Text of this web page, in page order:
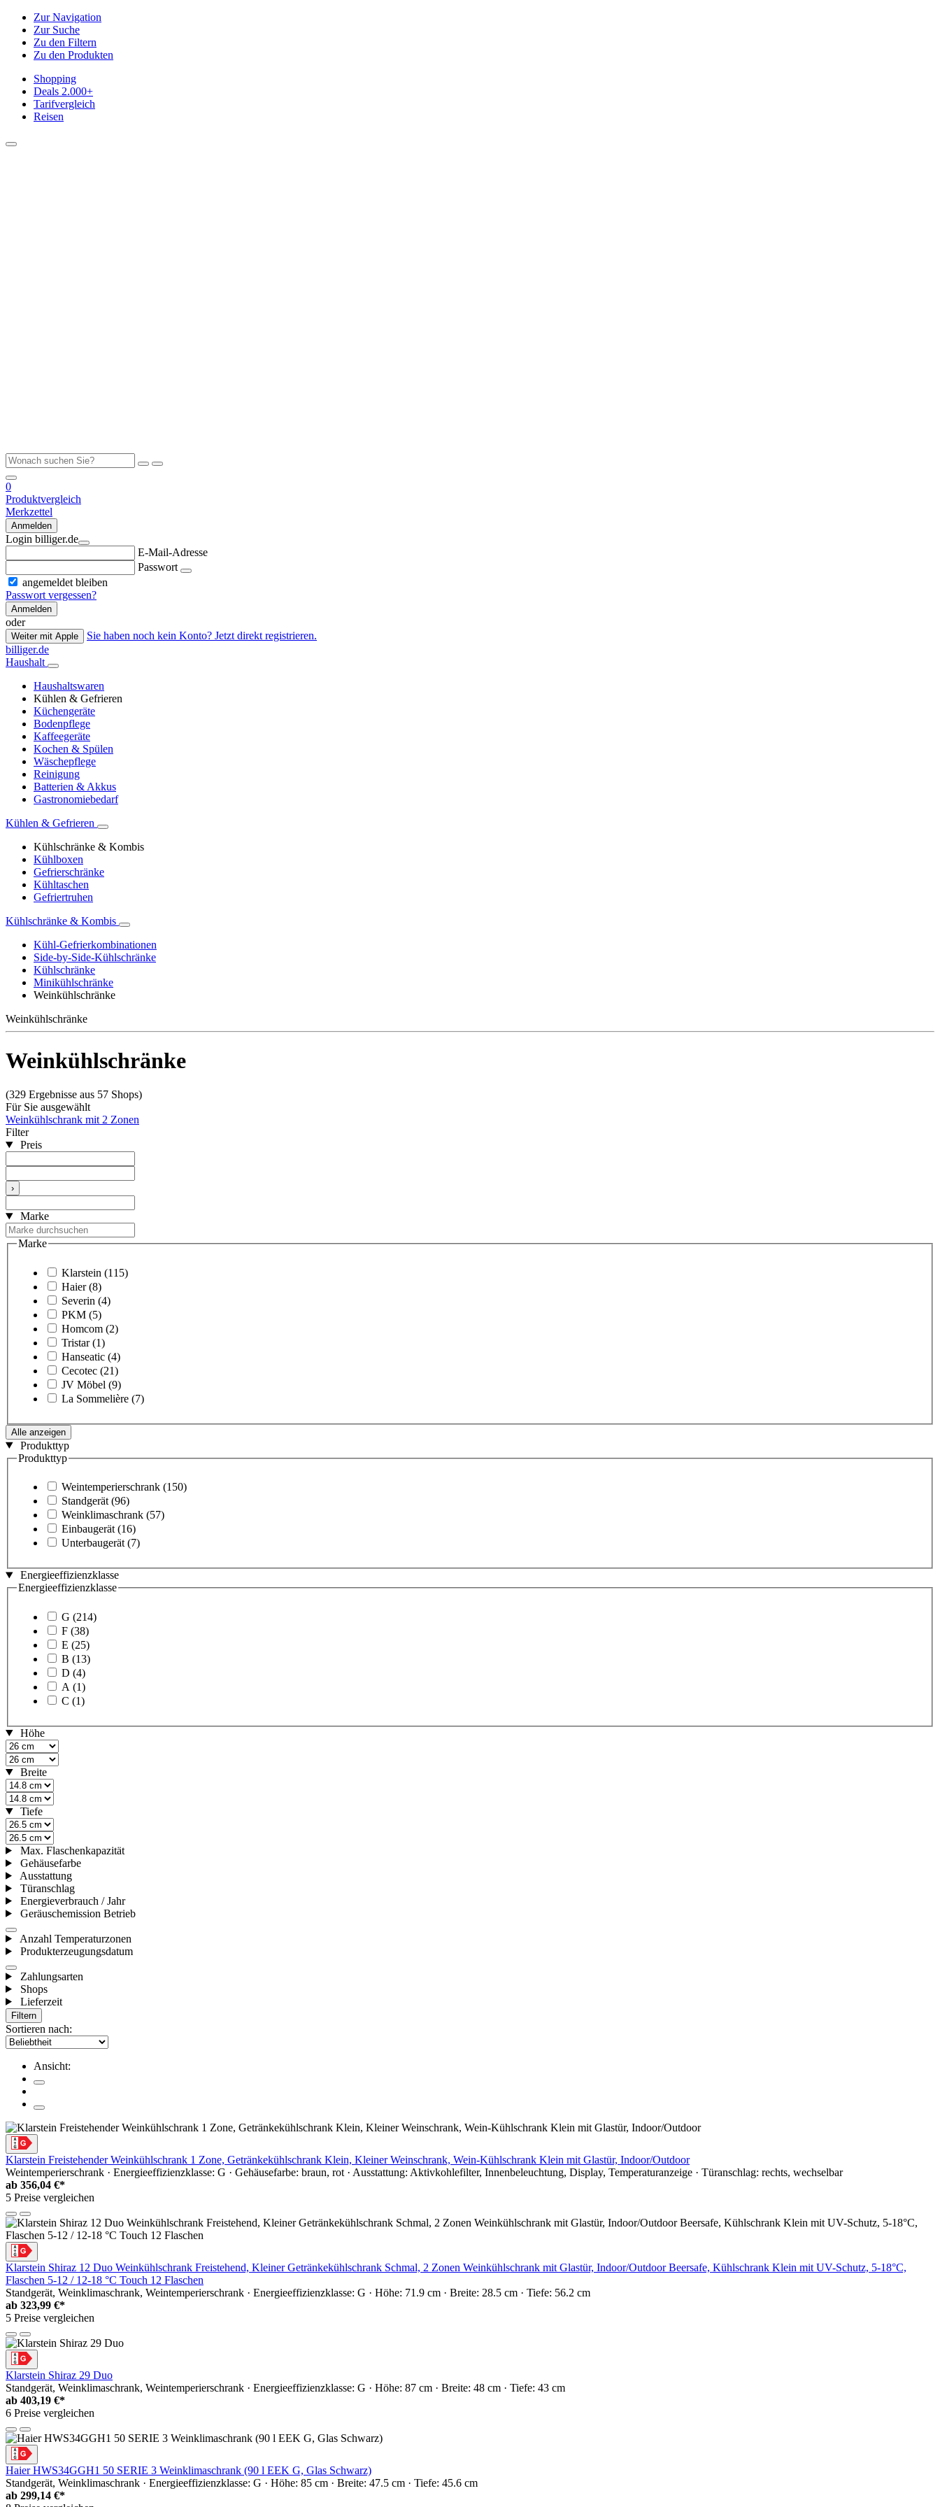
Zur Navigation
Zur Suche
Zu den Filtern
Zu den Produkten
Shopping
Deals 2.000+
Tarifvergleich
Reisen
0
Produktvergleich
Merkzettel
Anmelden
Login billiger.de
E-Mail-Adresse
Passwort
angemeldet bleiben
Passwort vergessen?
Anmelden
oder
Weiter mit Apple
Sie haben noch kein Konto? Jetzt direkt registrieren.
billiger.de
Haushalt
Haushaltswaren
Kühlen & Gefrieren
Küchengeräte
Bodenpflege
Kaffeegeräte
Kochen & Spülen
Wäschepflege
Reinigung
Batterien & Akkus
Gastronomiebedarf
Kühlen & Gefrieren
Kühlschränke & Kombis
Kühlboxen
Gefrierschränke
Kühltaschen
Gefriertruhen
Kühlschränke & Kombis
Kühl-Gefrierkombinationen
Side-by-Side-Kühlschränke
Kühlschränke
Minikühlschränke
Weinkühlschränke
Weinkühlschränke
Weinkühlschränke
(329 Ergebnisse aus 57 Shops)
Für Sie ausgewählt
Weinkühlschrank mit 2 Zonen
Filter
Preis
›
Marke
Marke
Klarstein (115)
Haier (8)
Severin (4)
PKM (5)
Homcom (2)
Tristar (1)
Hanseatic (4)
Cecotec (21)
JV Möbel (9)
La Sommelière (7)
Alle anzeigen
Produkttyp
Produkttyp
Weintemperierschrank (150)
Standgerät (96)
Weinklimaschrank (57)
Einbaugerät (16)
Unterbaugerät (7)
Energieeffizienzklasse
Energieeffizienzklasse
G (214)
F (38)
E (25)
B (13)
D (4)
A (1)
C (1)
Höhe
Breite
Tiefe
Max. Flaschenkapazität
Gehäusefarbe
Ausstattung
Türanschlag
Energieverbrauch / Jahr
Geräuschemission Betrieb
Anzahl Temperaturzonen
Produkterzeugungsdatum
Zahlungsarten
Shops
Lieferzeit
Filtern
Sortieren nach:
Ansicht:
Klarstein Freistehender Weinkühlschrank 1 Zone, Getränkekühlschrank Klein, Kleiner Weinschrank, Wein-Kühlschrank Klein mit Glastür, Indoor/Outdoor
Weintemperierschrank · Energieeffizienzklasse: G · Gehäusefarbe: braun, rot · Ausstattung: Aktivkohlefilter, Innenbeleuchtung, Display, Temperaturanzeige · Türanschlag: rechts, wechselbar
ab 356,04 €*
5 Preise vergleichen
Klarstein Shiraz 12 Duo Weinkühlschrank Freistehend, Kleiner Getränkekühlschrank Schmal, 2 Zonen Weinkühlschrank mit Glastür, Indoor/Outdoor Beersafe, Kühlschrank Klein mit UV-Schutz, 5-18°C,
Flaschen 5-12 / 12-18 °C Touch 12 Flaschen
Standgerät, Weinklimaschrank, Weintemperierschrank · Energieeffizienzklasse: G · Höhe: 71.9 cm · Breite: 28.5 cm · Tiefe: 56.2 cm
ab 323,99 €*
5 Preise vergleichen
Klarstein Shiraz 29 Duo
Standgerät, Weinklimaschrank, Weintemperierschrank · Energieeffizienzklasse: G · Höhe: 87 cm · Breite: 48 cm · Tiefe: 43 cm
ab 403,19 €*
6 Preise vergleichen
Haier HWS34GGH1 50 SERIE 3 Weinklimaschrank (90 l EEK G, Glas Schwarz)
Standgerät, Weinklimaschrank · Energieeffizienzklasse: G · Höhe: 85 cm · Breite: 47.5 cm · Tiefe: 45.6 cm
ab 299,14 €*